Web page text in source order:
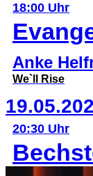
18:00 Uhr
Anke
We`ll Rise
20:30 Uhr